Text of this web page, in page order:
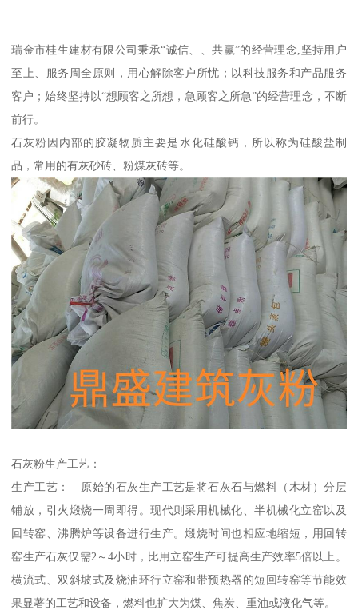
瑞金市桂生建材有限公司秉承“诚信、、共赢”的经营理念,坚持用户
至上、服务周全原则，用心解除客户所忧；以科技服务和产品服务
客户；始终坚持以“想顾客之所想，急顾客之所急”的经营理念，不断
前行。
石灰粉因内部的胶凝物质主要是水化硅酸钙，所以称为硅酸盐制
品，常用的有灰砂砖、粉煤灰砖等。
石灰粉生产工艺：
生产工艺： 原始的石灰生产工艺是将石灰石与燃料（木材）分层
铺放，引火煅烧一周即得。现代则采用机械化、半机械化立窑以及
回转窑、沸腾炉等设备进行生产。煅烧时间也相应地缩短，用回转
窑生产石灰仅需2～4小时，比用立窑生产可提高生产效率5倍以上。
横流式、双斜坡式及烧油环行立窑和带预热器的短回转窑等节能效
果显著的工艺和设备，燃料也扩大为煤、焦炭、重油或液化气等。